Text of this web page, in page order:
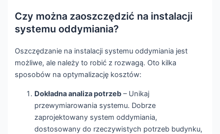
Czy można zaoszczędzić na instalacji
systemu oddymiania?
Oszczędzanie na instalacji systemu oddymiania jest
możliwe, ale należy to robić z rozwagą. Oto kilka
sposobów na optymalizację kosztów:
Dokładna analiza potrzeb – Unikaj
przewymiarowania systemu. Dobrze
zaprojektowany system oddymiania,
dostosowany do rzeczywistych potrzeb budynku,